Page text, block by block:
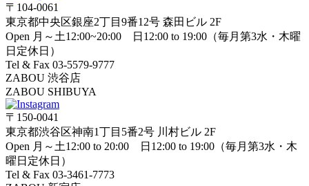
〒104-0061
東京都中央区銀座2丁目9番12号 森田ビル 2F
Open 月～土12:00~20:00 日12:00 to 19:00（毎月第3水・木曜
日定休日）
Tel & Fax 03-5579-9777
ZABOU 渋谷店
ZABOU SHIBUYA
〒150-0041
東京都渋谷区神南1丁目5番2号 川村ビル 2F
Open 月～土12:00 to 20:00 日12:00 to 19:00（毎月第3水・木
曜日定休日）
Tel & Fax 03-3461-7773